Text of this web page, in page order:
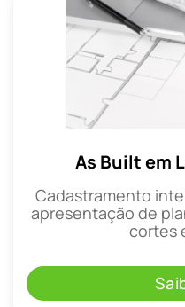
As Built em
Cadastramento
apresentação de
cortes